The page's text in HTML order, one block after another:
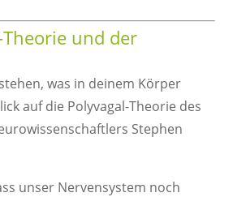
Theorie und der
was in deinem Körper
auf die Polyvagal-Theorie des
Stephen
unser Nervensystem noch